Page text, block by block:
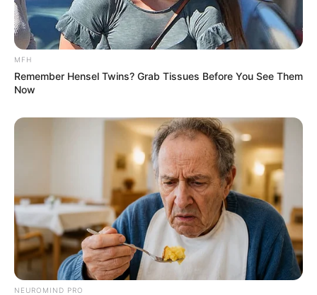
Langka Banget! 10 Pose Lucu
Gemes
Ambyar! 10 Kalimat Baper
Pakai Bahasa Jawa Ini Bikin
Galau Abis
MFH
Remember Hensel Twins? Grab Tissues Before You See Them
Now
NEUROMIND PRO